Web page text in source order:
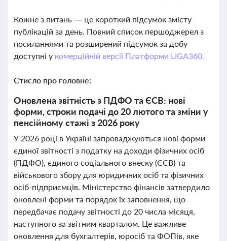
Кожне з питань — це короткий підсумок змісту
публікацій за день. Повний список першоджерел з
посиланнями та розширений підсумок за добу
доступні у комерційній версії Платформи LIGA360.
Стисло про головне:
Оновлена звітність з ПДФО та ЄСВ: нові
форми, строки подачі до 20 лютого та зміни у
пенсійному стажі з 2026 року
У 2026 році в Україні запроваджуються нові форми
єдиної звітності з податку на доходи фізичних осіб
(ПДФО), єдиного соціального внеску (ЄСВ) та
військового збору для юридичних осіб та фізичних
осіб-підприємців. Міністерство фінансів затвердило
оновлені форми та порядок їх заповнення, що
передбачає подачу звітності до 20 числа місяця,
наступного за звітним кварталом. Це важливе
оновлення для бухгалтерів, юросіб та ФОПів, яке